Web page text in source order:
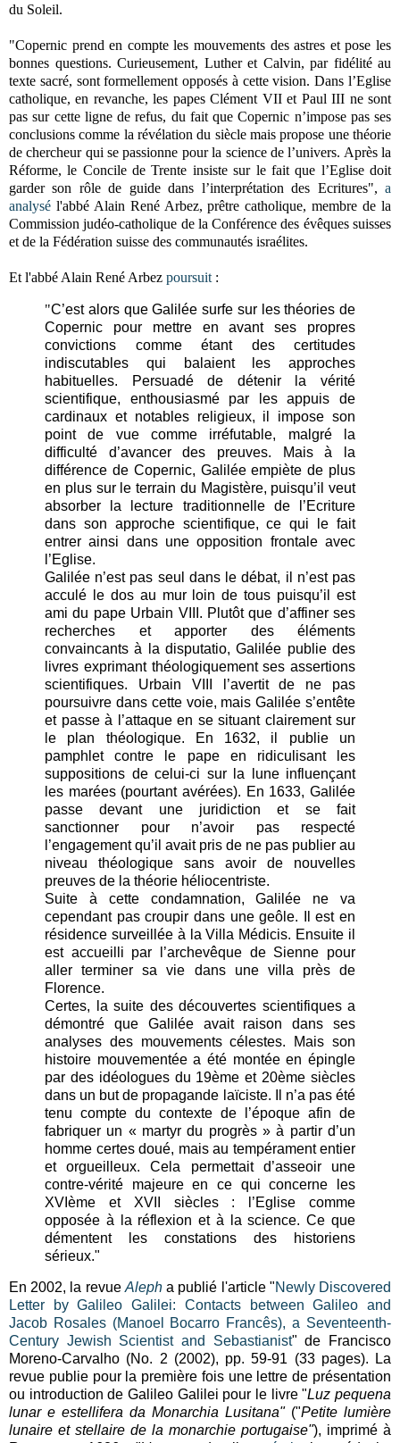
du Soleil.
"Copernic prend en compte les mouvements des astres et pose les
bonnes questions. Curieusement, Luther et Calvin, par fidélité au
texte sacré, sont formellement opposés à cette vision. Dans l’Eglise
catholique, en revanche, les papes Clément VII et Paul III ne sont
pas sur cette ligne de refus, du fait que Copernic n’impose pas ses
conclusions comme la révélation du siècle mais propose une théorie
de chercheur qui se passionne pour la science de l’univers. Après la
Réforme, le Concile de Trente insiste sur le fait que l’Eglise doit
garder son rôle de guide dans l’interprétation des Ecritures", a
analysé l'abbé Alain René Arbez, prêtre catholique, membre de la
Commission judéo-catholique de la Conférence des évêques suisses
et de la Fédération suisse des communautés israélites.
Et l'abbé Alain René Arbez poursuit :
"C’est alors que Galilée surfe sur les théories de
Copernic pour mettre en avant ses propres
convictions comme étant des certitudes
indiscutables qui balaient les approches
habituelles. Persuadé de détenir la vérité
scientifique, enthousiasmé par les appuis de
cardinaux et notables religieux, il impose son
point de vue comme irréfutable, malgré la
difficulté d’avancer des preuves. Mais à la
différence de Copernic, Galilée empiète de plus
en plus sur le terrain du Magistère, puisqu’il veut
absorber la lecture traditionnelle de l’Ecriture
dans son approche scientifique, ce qui le fait
entrer ainsi dans une opposition frontale avec
l’Eglise.
Galilée n’est pas seul dans le débat, il n’est pas
acculé le dos au mur loin de tous puisqu’il est
ami du pape Urbain VIII. Plutôt que d’affiner ses
recherches et apporter des éléments
convaincants à la disputatio, Galilée publie des
livres exprimant théologiquement ses assertions
scientifiques. Urbain VIII l’avertit de ne pas
poursuivre dans cette voie, mais Galilée s’entête
et passe à l’attaque en se situant clairement sur
le plan théologique. En 1632, il publie un
pamphlet contre le pape en ridiculisant les
suppositions de celui-ci sur la lune influençant
les marées (pourtant avérées). En 1633, Galilée
passe devant une juridiction et se fait
sanctionner pour n’avoir pas respecté
l’engagement qu’il avait pris de ne pas publier au
niveau théologique sans avoir de nouvelles
preuves de la théorie héliocentriste.
Suite à cette condamnation, Galilée ne va
cependant pas croupir dans une geôle. Il est en
résidence surveillée à la Villa Médicis. Ensuite il
est accueilli par l’archevêque de Sienne pour
aller terminer sa vie dans une villa près de
Florence.
Certes, la suite des découvertes scientifiques a
démontré que Galilée avait raison dans ses
analyses des mouvements célestes. Mais son
histoire mouvementée a été montée en épingle
par des idéologues du 19ème et 20ème siècles
dans un but de propagande laïciste. Il n’a pas été
tenu compte du contexte de l’époque afin de
fabriquer un « martyr du progrès » à partir d’un
homme certes doué, mais au tempérament entier
et orgueilleux. Cela permettait d’asseoir une
contre-vérité majeure en ce qui concerne les
XVIème et XVII siècles : l’Eglise comme
opposée à la réflexion et à la science. Ce que
démentent les constations des historiens
sérieux."
En 2002, la revueAleph a publié l'article "Newly Discovered
Letter by Galileo Galilei: Contacts between Galileo and
Jacob Rosales (Manoel Bocarro Francês), a Seventeenth-
Century Jewish Scientist and Sebastianist" de Francisco
Moreno-Carvalho (No. 2 (2002), pp. 59-91 (33 pages). La
revue publie pour la première fois une lettre de présentation
ou introduction de Galileo Galilei pour le livre "Luz pequena
lunar e estellifera da Monarchia Lusitana"("Petite lumière
lunaire et stellaire de la monarchie portugaise"), imprimé à